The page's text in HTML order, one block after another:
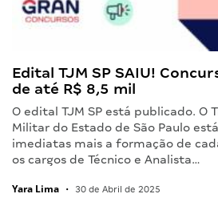
Edital TJM SP SAIU!
de até R$ 8,5 mil
O edital TJM SP está publicado. O
Militar do Estado de São Paulo
imediatas mais a formação de
os cargos de Técnico e Analista…
Yara Lima • 30 de Abril de 2025